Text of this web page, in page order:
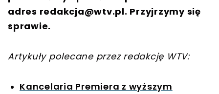
adres redakcja@wtv.pl. Przyjrzymy się
sprawie.
Artykuły polecane przez redakcję WTV:
Kancelaria Premiera z wyższym